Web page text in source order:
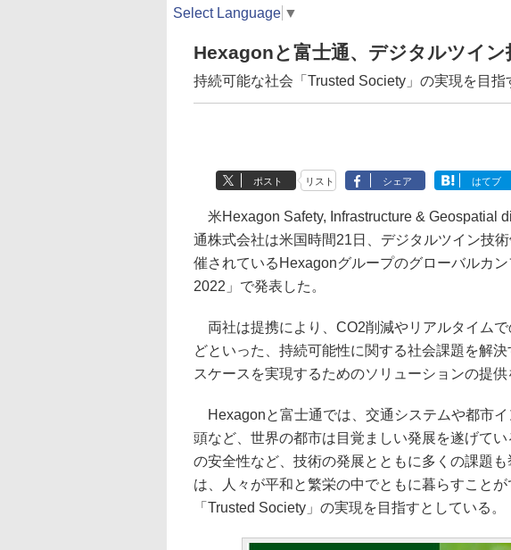
Select Language ▼
Hexagonと富士通、デジタルツイ
持続可能な社会「Trusted Society」の実現を目指
ポスト リスト シェア はてブ
米Hexagon Safety, Infrastructure & Geospatial
通株式会社は米国時間21日、デジタルツイン技
催されているHexagonグループのグローバルカ
2022」で発表した。
両社は提携により、CO2削減やリアルタイム
どといった、持続可能性に関する社会課題を解
スケースを実現するためのソリューションの提供
Hexagonと富士通では、交通システムや都市
頭など、世界の都市は目覚ましい発展を遂げて
の安全性など、技術の発展とともに多くの課題
は、人々が平和と繁栄の中でともに暮らすこと
「Trusted Society」の実現を目指すとしている。